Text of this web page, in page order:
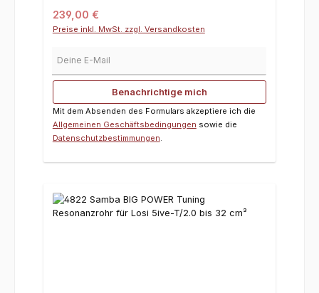
Regulärer Preis:
239,00 €
Preise inkl. MwSt. zzgl. Versandkosten
Benachrichtige mich
Mit dem Absenden des Formulars akzeptiere ich die
Allgemeinen Geschäftsbedingungen sowie die
Datenschutzbestimmungen